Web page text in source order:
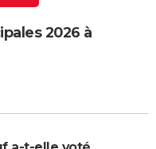
2026 à